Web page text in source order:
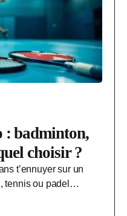
: badminton,
choisir ?
t’ennuyer sur un
tennis ou padel…